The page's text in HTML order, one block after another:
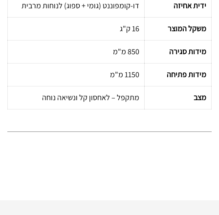
ידית אחיזה דו-קומפוננט (גומי + ספוג) לנוחות מרבית
משקל המוצר 16 ק"ג
מידות סגירה 850 מ"מ
מידות פתיחה 1150 מ"מ
מצב מתקפל – לאחסון קל ונשיאה נוחה